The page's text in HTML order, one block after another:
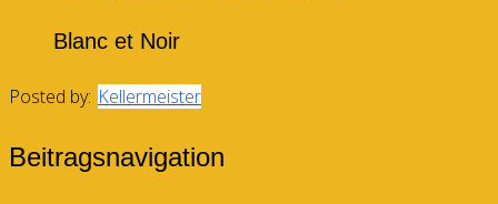
Blanc et Noir
Posted by: Kellermeister
Beitragsnavigation